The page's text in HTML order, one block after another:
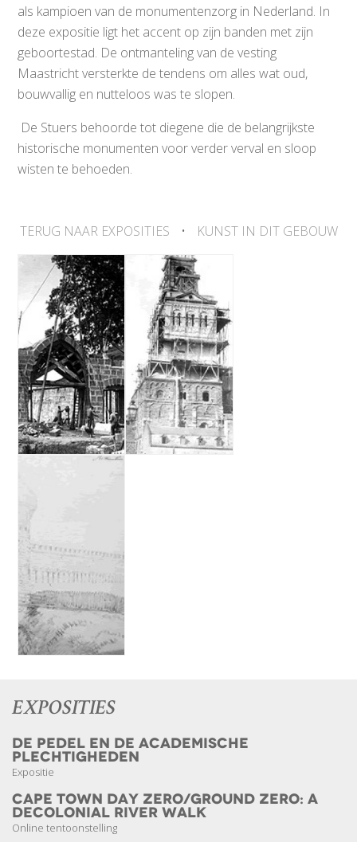
als kampioen van de monumentenzorg in Nederland. In
deze expositie ligt het accent op zijn banden met zijn
geboortestad. De ontmanteling van de vesting
Maastricht versterkte de tendens om alles wat oud,
bouwvallig en nutteloos was te slopen.
De Stuers behoorde tot diegene die de belangrijkste
historische monumenten voor verder verval en sloop
wisten te behoeden.
TERUG NAAR EXPOSITIES • KUNST IN DIT GEBOUW
EXPOSITIES
De pedel en de academische
plechtigheden
Expositie
Cape Town Day Zero/Ground Zero: A
Decolonial River Walk
Online tentoonstelling